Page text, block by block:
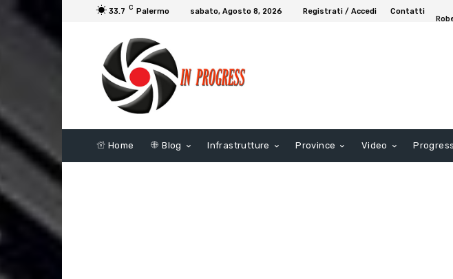
33.7 C Palermo sabato, Agosto 8, 2026 Registrati / Accedi
Contatti
Home Blog Infrastrutture Province Video